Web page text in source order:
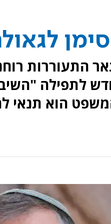
התעוררות
לתפילה
הוא תנאי